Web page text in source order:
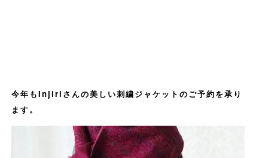
今年もInjiriさんの美しい刺繍ジャケットのご予約を承り
ます。